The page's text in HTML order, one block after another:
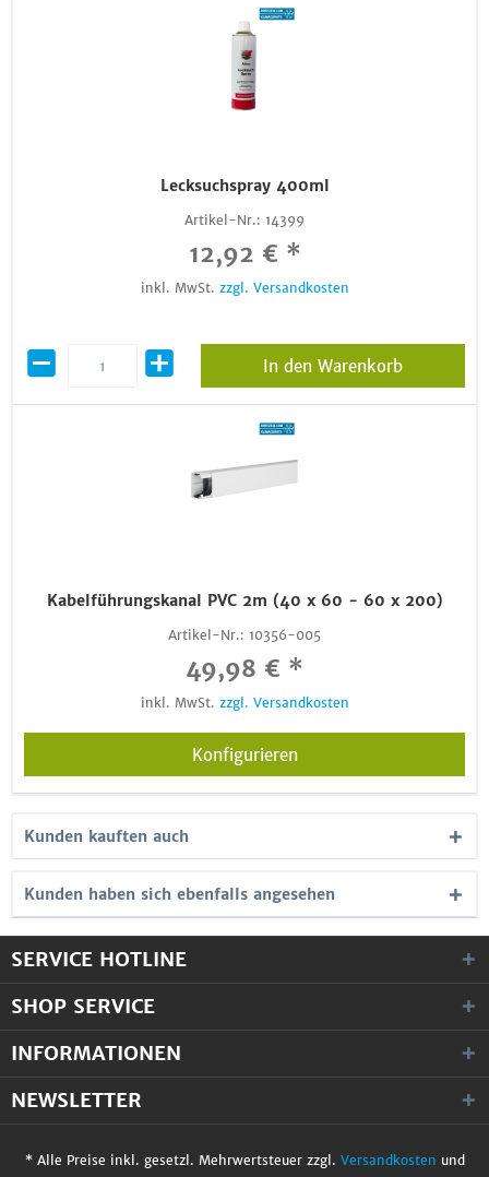
Lecksuchspray 400ml
Artikel-Nr.: 14399
12,92 € *
inkl. MwSt. zzgl. Versandkosten
In den Warenkorb
Kabelführungskanal PVC 2m (40 x 60 - 60 x 200)
Artikel-Nr.: 10356-005
49,98 € *
inkl. MwSt. zzgl. Versandkosten
Konfigurieren
Kunden kauften auch
Kunden haben sich ebenfalls angesehen
SERVICE HOTLINE
SHOP SERVICE
INFORMATIONEN
NEWSLETTER
* Alle Preise inkl. gesetzl. Mehrwertsteuer zzgl. Versandkosten und